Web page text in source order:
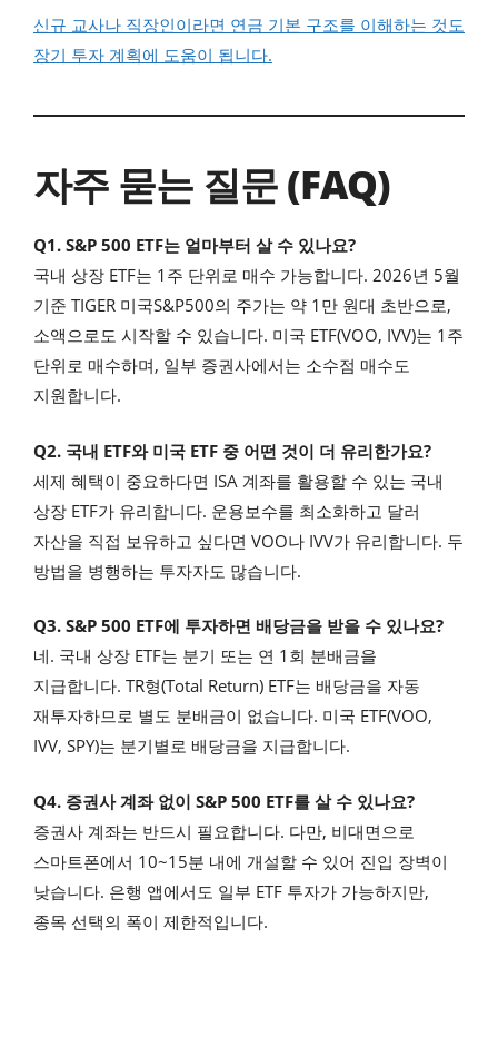
신규 교사나 직장인이라면 연금 기본 구조를 이해하는 것도
장기 투자 계획에 도움이 됩니다.
자주 묻는 질문 (FAQ)
Q1. S&P 500 ETF는 얼마부터 살 수 있나요?
국내 상장 ETF는 1주 단위로 매수 가능합니다. 2026년 5월
기준 TIGER 미국S&P500의 주가는 약 1만 원대 초반으로,
소액으로도 시작할 수 있습니다. 미국 ETF(VOO, IVV)는 1주
단위로 매수하며, 일부 증권사에서는 소수점 매수도
지원합니다.
Q2. 국내 ETF와 미국 ETF 중 어떤 것이 더 유리한가요?
세제 혜택이 중요하다면 ISA 계좌를 활용할 수 있는 국내
상장 ETF가 유리합니다. 운용보수를 최소화하고 달러
자산을 직접 보유하고 싶다면 VOO나 IVV가 유리합니다. 두
방법을 병행하는 투자자도 많습니다.
Q3. S&P 500 ETF에 투자하면 배당금을 받을 수 있나요?
네. 국내 상장 ETF는 분기 또는 연 1회 분배금을
지급합니다. TR형(Total Return) ETF는 배당금을 자동
재투자하므로 별도 분배금이 없습니다. 미국 ETF(VOO,
IVV, SPY)는 분기별로 배당금을 지급합니다.
Q4. 증권사 계좌 없이 S&P 500 ETF를 살 수 있나요?
증권사 계좌는 반드시 필요합니다. 다만, 비대면으로
스마트폰에서 10~15분 내에 개설할 수 있어 진입 장벽이
낮습니다. 은행 앱에서도 일부 ETF 투자가 가능하지만,
종목 선택의 폭이 제한적입니다.